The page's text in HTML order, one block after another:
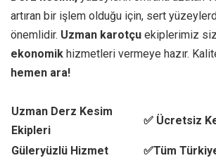
artıran bir işlem olduğu için, sert
önemlidir. Uzman karotçu ekiplerimiz
ekonomik hizmetleri vermeye hazır.
hemen ara!
Uzman Derz Kesim
Ekipleri
✅ Ücretsiz
Güleryüzlü Hizmet ✅Tüm